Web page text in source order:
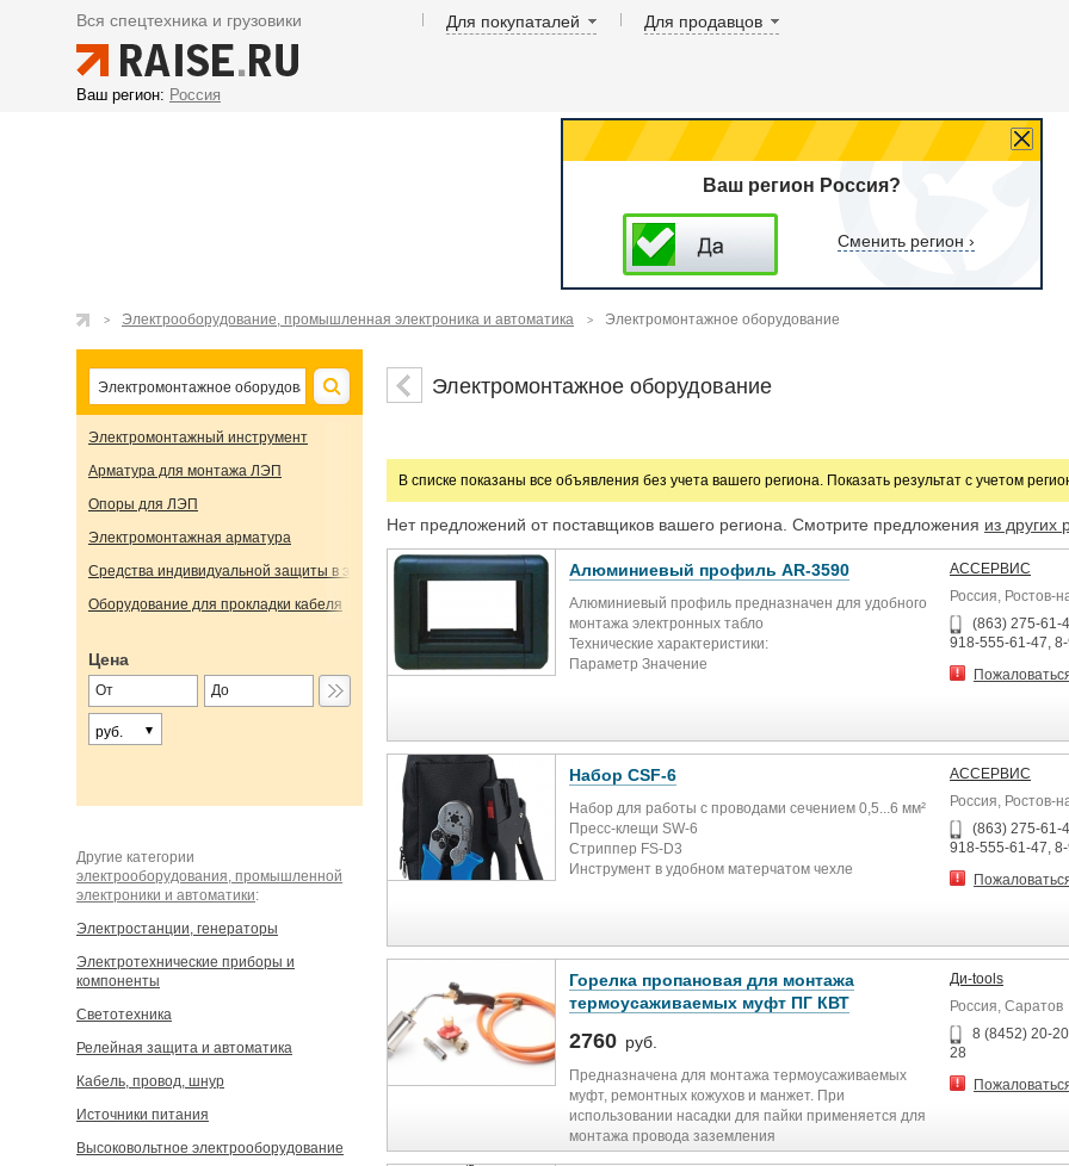
Вся спецтехника и грузовики Для покупаталей Для продавцов
Ваш регион: Россия
Ваш регион Россия?
Сменить регион ›
Электрооборудование, промышленная электроника и автоматика Электромонтажное оборудование
Электромонтажный инструмент
Арматура для монтажа ЛЭП
Опоры для ЛЭП
Электромонтажная арматура
Средства индивидуальной защиты в электроустановках
Оборудование для прокладки кабеля
Цена
руб.
Другие категории
электрооборудования, промышленной
электроники и автоматики:
Электростанции, генераторы
Электротехнические приборы и
компоненты
Светотехника
Релейная защита и автоматика
Кабель, провод, шнур
Источники питания
Высоковольтное электрооборудование
Электромонтажное оборудование
В списке показаны все объявления без учета вашего региона. Показать результат с учетом
Нет предложений от поставщиков вашего региона. Смотрите предложения из других
Алюминиевый профиль AR-3590
Алюминиевый профиль предназначен для удобного
монтажа электронных табло
Технические характеристики:
Параметр Значение
Габаритные размеры (В×Ш) 35×90 мм
АССЕРВИС
Россия, Ростов-
(863) 275-61-
918-555-61-47,
Набор CSF-6
Набор для работы с проводами сечением 0,5...6 мм²
Пресс-клещи SW-6
Стриппер FS-D3
Инструмент в удобном матерчатом чехле
АССЕРВИС
Россия, Ростов-
(863) 275-61-
918-555-61-47,
Горелка пропановая для монтажа
термоусаживаемых муфт ПГ КВТ
2760 руб.
Предназначена для монтажа термоусаживаемых
муфт, ремонтных кожухов и манжет. При
использовании насадки для пайки применяется для
монтажа провода заземления
В комплекте:
Ди-tools
Россия, Саратов
8 (8452) 20-
28